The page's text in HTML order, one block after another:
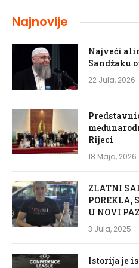
Najnovije
Najveći
Sandžaku
22 Jula, 2026
Rijeci
18 Maja, 2026
ZLATNI
POREKLA,
U NOVI
3 Jula, 2025
Istorija je